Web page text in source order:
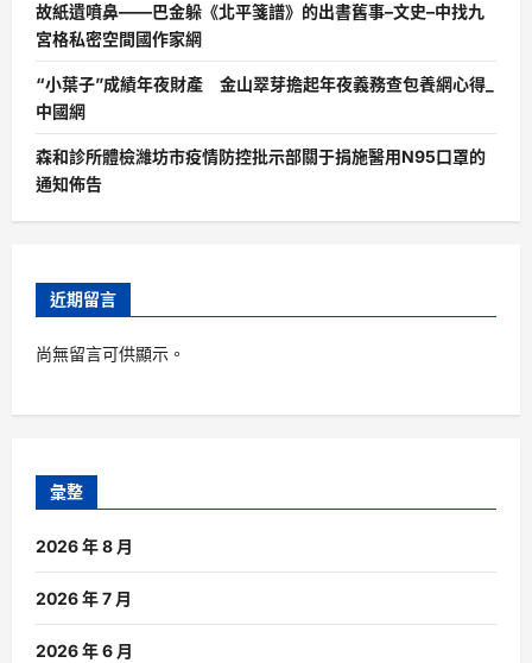
故紙遺噴鼻——巴金躲《北平箋譜》的出書舊事–文史–中找九
宮格私密空間國作家網
“小葉子”成績年夜財產 金山翠芽擔起年夜義務查包養網心得_
中國網
森和診所體檢濰坊市疫情防控批示部關于捐施醫用N95口罩的
通知佈告
近期留言
尚無留言可供顯示。
彙整
2026 年 8 月
2026 年 7 月
2026 年 6 月